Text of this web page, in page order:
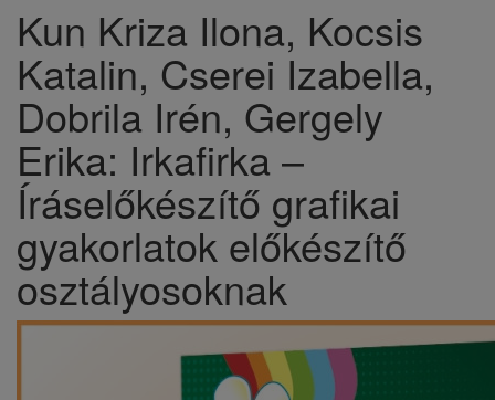
Kun Kriza Ilona, Kocsis
Katalin, Cserei Izabella,
Dobrila Irén, Gergely
Erika: Irkafirka –
Íráselőkészítő grafikai
gyakorlatok előkészítő
osztályosoknak